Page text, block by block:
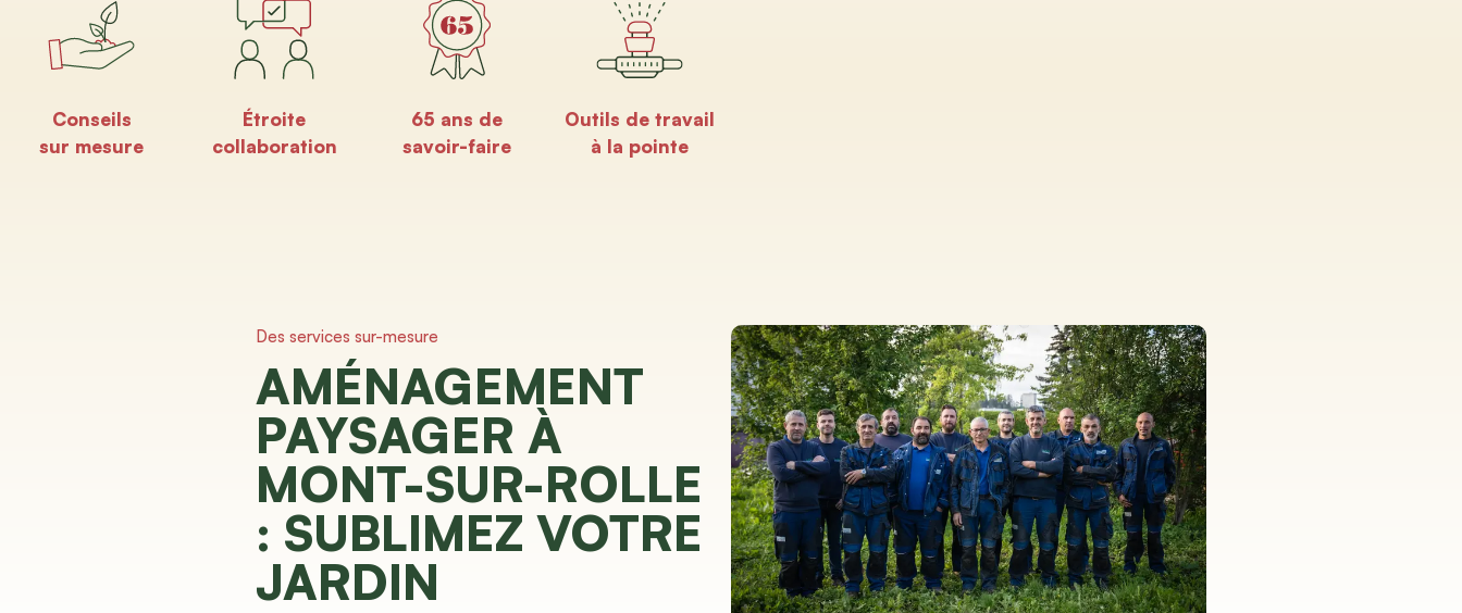
Conseils
sur mesure
Étroite
collaboration
65 ans de
savoir-faire
Outils de travail
à la pointe
Des services sur-mesure
AMÉNAGEMENT
PAYSAGER À
MONT-SUR-ROLLE
: SUBLIMEZ VOTRE
JARDIN